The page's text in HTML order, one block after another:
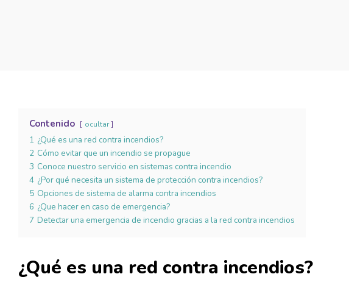
Contenido ocultar
1 ¿Qué es una red contra incendios?
2 Cómo evitar que un incendio se propague
3 Conoce nuestro servicio en sistemas contra incendio
4 ¿Por qué necesita un sistema de protección contra incendios?
5 Opciones de sistema de alarma contra incendios
6 ¿Que hacer en caso de emergencia?
7 Detectar una emergencia de incendio gracias a la red contra incendios
¿Qué es una red contra incendios?